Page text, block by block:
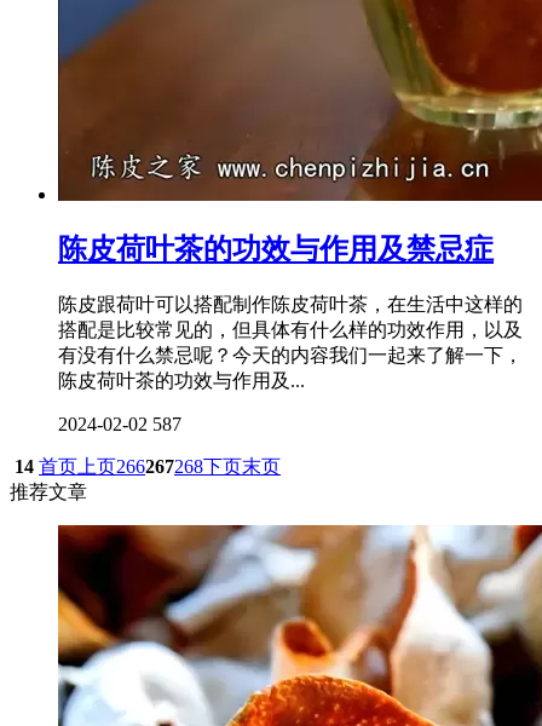
陈皮荷叶茶的功效与作用及禁忌症
陈皮跟荷叶可以搭配制作陈皮荷叶茶，在生活中这样的
搭配是比较常见的，但具体有什么样的功效作用，以及
有没有什么禁忌呢？今天的内容我们一起来了解一下，
陈皮荷叶茶的功效与作用及...
2024-02-02 587
14 首页 上页266267268下页末页
推荐文章